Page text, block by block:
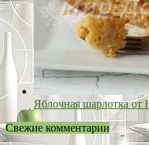
Яблочная шарлотка
Свежие комментарии